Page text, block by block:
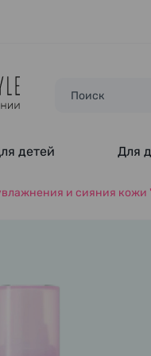
детей Для
и сияния кожи